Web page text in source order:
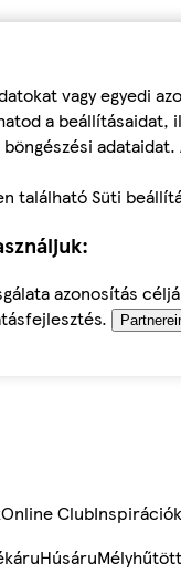
vagy egyedi
a
található Süti
azonosítás
Online ClubInspirációk
HúsáruMélyhűtött